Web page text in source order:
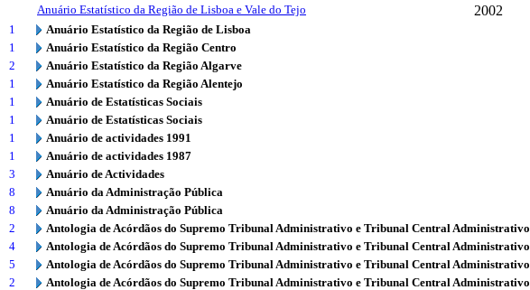
Anuário Estatístico da Região de Lisboa e Vale do Tejo
2002
1
Anuário Estatístico da Região de Lisboa
1
Anuário Estatístico da Região Centro
2
Anuário Estatístico da Região Algarve
1
Anuário Estatístico da Região Alentejo
1
Anuário de Estatísticas Sociais
1
Anuário de Estatísticas Sociais
1
Anuário de actividades 1991
1
Anuário de actividades 1987
3
Anuário de Actividades
8
Anuário da Administração Pública
8
Anuário da Administração Pública
2
Antologia de Acórdãos do Supremo Tribunal Administrativo e Tribunal Central Administrativo
4
Antologia de Acórdãos do Supremo Tribunal Administrativo e Tribunal Central Administrativo
5
Antologia de Acórdãos do Supremo Tribunal Administrativo e Tribunal Central Administrativo
2
Antologia de Acórdãos do Supremo Tribunal Administrativo e Tribunal Central Administrativo